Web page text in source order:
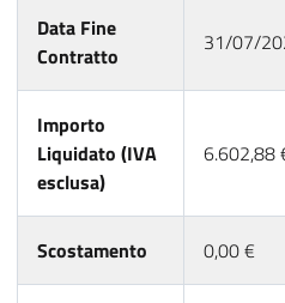
Data Fine
Contratto
31/07/
Importo
Liquidato (IVA
esclusa)
6.602,88
Scostamento 0,00 €